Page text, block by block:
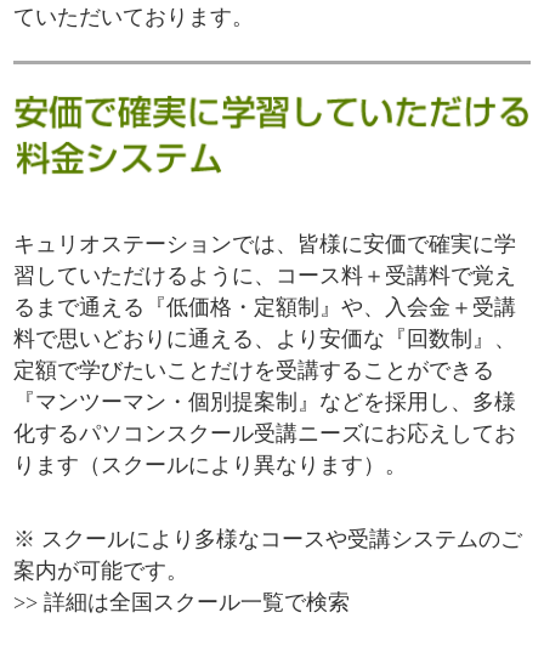
ていただいております。
キュリオステーションでは、皆様に安価で確実に学
習していただけるように、コース料＋受講料で覚え
るまで通える『低価格・定額制』や、入会金＋受講
料で思いどおりに通える、より安価な『回数制』、
定額で学びたいことだけを受講することができる
『マンツーマン・個別提案制』などを採用し、多様
化するパソコンスクール受講ニーズにお応えしてお
ります（スクールにより異なります）。
※ スクールにより多様なコースや受講システムのご
案内が可能です。
>> 詳細は全国スクール一覧で検索